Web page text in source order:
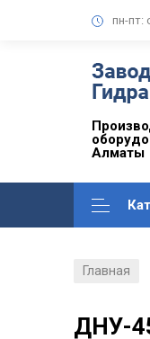
пн-пт:
Алматы
Главная
ДНУ-